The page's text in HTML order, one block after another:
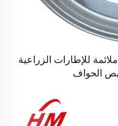
حواف الجرارات الزراعية W12*38 ملائمة للإطارات الزراعية